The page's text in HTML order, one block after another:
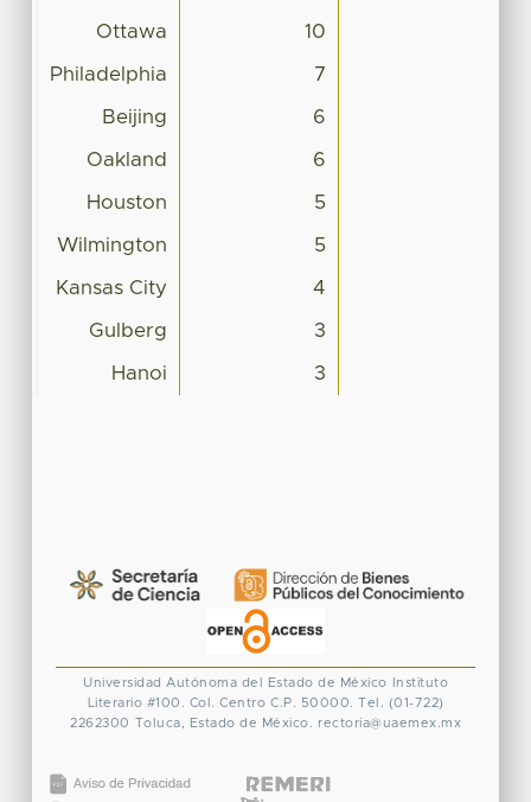
Ottawa 10
Philadelphia 7
Beijing 6
Oakland 6
Houston 5
Wilmington 5
Kansas City 4
Gulberg 3
Hanoi 3
Universidad Autónoma del Estado de México
Instituto
Literario #100. Col. Centro C.P. 50000. Tel. (01-722)
2262300 Toluca, Estado de México. rectoria@uaemex.mx